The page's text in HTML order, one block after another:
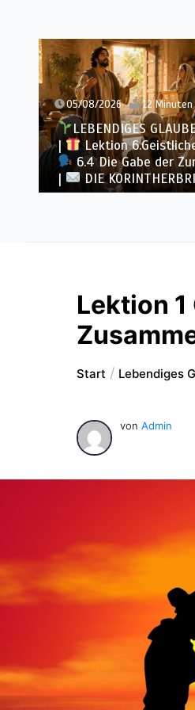
|
04/08/2026
|
Lektion
6.3 Der
Lektion 1
Start Lebendiges
von Admin